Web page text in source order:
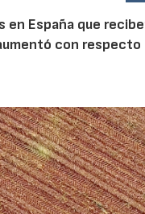
España que
con